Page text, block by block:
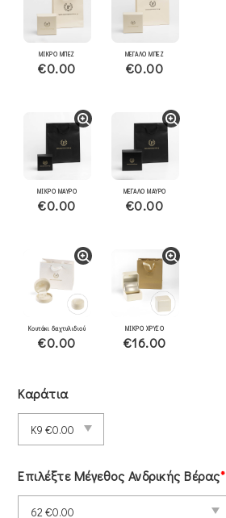
ΜΙΚΡΟ ΜΠΕΖ
€0.00
ΜΕΓΑΛΟ ΜΠΕΖ
€0.00
ΜΙΚΡΟ ΜΑΥΡΟ
€0.00
ΜΕΓΑΛΟ ΜΑΥΡΟ
€0.00
Κουτάκι δαχτυλιδιού
€0.00
ΜΙΚΡΟ ΧΡΥΣΟ
€16.00
Καράτια
Επιλέξτε Μέγεθος Ανδρικής Βέρας*